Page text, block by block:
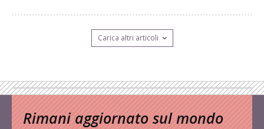
Carica altri articoli
Rimani aggiornato sul mondo